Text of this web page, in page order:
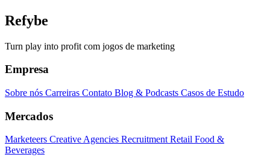
Refybe
Turn play into profit com jogos de marketing
Empresa
Sobre nós Carreiras Contato Blog & Podcasts Casos de Estudo
Mercados
Marketeers Creative Agencies RecruitmentRetail Food &
Beverages